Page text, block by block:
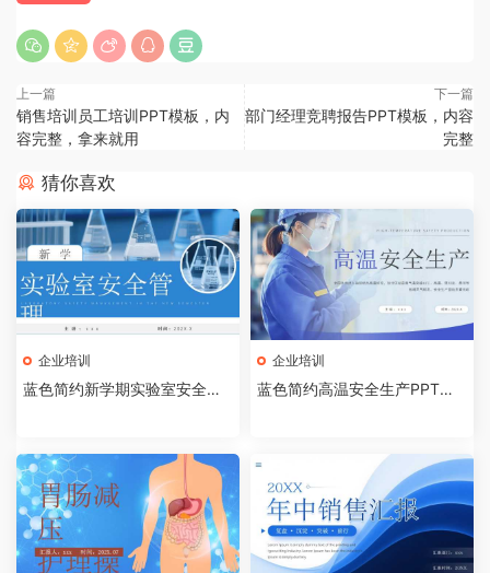
上一篇
销售培训员工培训PPT模板，内
容完整，拿来就用
下一篇
部门经理竞聘报告PPT模板，内容
完整
猜你喜欢
企业培训
蓝色简约新学期实验室安全管
企业培训
蓝色简约高温安全生产PPT模